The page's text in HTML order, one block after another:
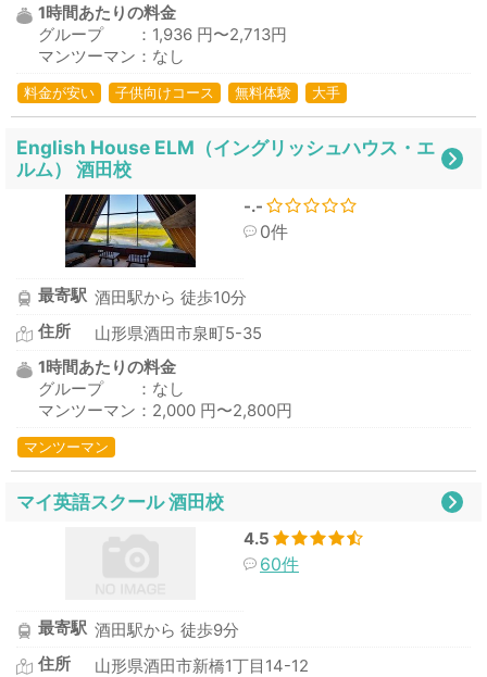
1時間あたりの料金
グループ ：1,936 円〜2,713円
マンツーマン：なし
料金が安い 子供向けコース 無料体験 大手
English House ELM（イングリッシュハウス・エ
ルム） 酒田校
-.-
0件
最寄駅 酒田駅から 徒歩10分
住所
山形県酒田市泉町5-35
1時間あたりの料金
グループ ：なし
マンツーマン：2,000 円〜2,800円
マンツーマン
マイ英語スクール 酒田校
4.5
60件
最寄駅 酒田駅から 徒歩9分
住所
山形県酒田市新橋1丁目14-12